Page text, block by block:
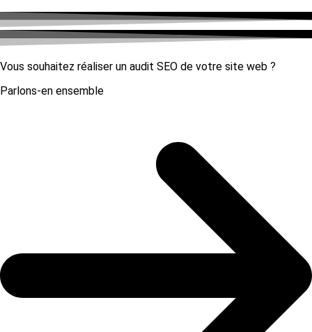
Vous souhaitez réaliser un audit SEO de votre site web ?
Parlons-en ensemble